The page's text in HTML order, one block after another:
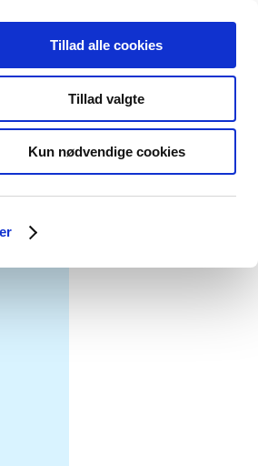
Tillad alle cookies
Tillad valgte
Kun nødvendige cookies